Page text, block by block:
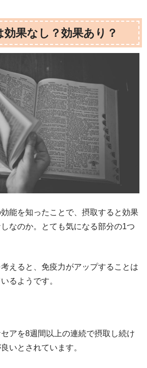
果なし？効果あり？
能を知ったことで、摂取すると効果
なのか。とても気になる部分の1つ
えると、免疫力がアップすることは
るようです。
アを8週間以上の連続で摂取し続け
いとされています。